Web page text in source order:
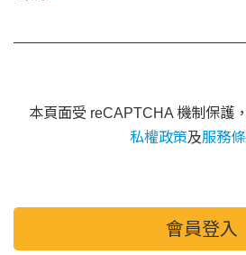
本頁面受 reCAPTCHA 機制保護
私權政策及服務
會員登入